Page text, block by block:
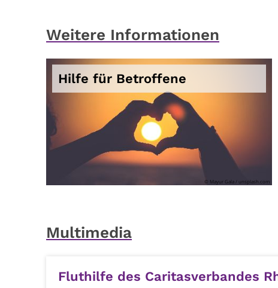
Weitere Informationen
Hilfe für Betroffene
© Mayur Gala / unsplash.com
Multimedia
Fluthilfe des Caritasverbandes